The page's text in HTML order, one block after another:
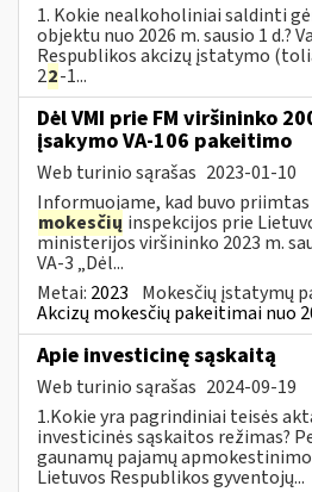
1. Kokie nealkoholiniai saldinti
objektu nuo 2026 m. sausio 1 d.?
Respublikos akcizų įstatymo
22-1...
Dėl VMI prie FM viršininko
įsakymo VA-106 pakeitimo
Web turinio sąrašas 2023-01-10
Informuojame, kad buvo
mokesčių inspekcijos prie
ministerijos viršininko 2023 m.
VA-3 „Dėl...
Metai: 2023 Mokesčių įstatymų
Akcizų mokesčių pakeitimai nuo
Apie investicinę sąskaitą
Web turinio sąrašas 2024-09-19
1.Kokie yra pagrindiniai teisės
investicinės sąskaitos režimas?
gaunamų pajamų
Lietuvos Respublikos gyventojų...